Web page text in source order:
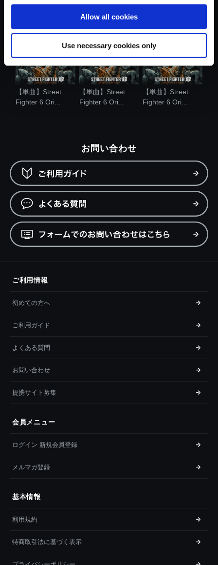
Allow all cookies
Use necessary cookies only
Fighter 6 Ori...
Fighter 6 Ori...
Fighter 6 Ori...
【単曲】Street
Fighter 6 Ori...
【単曲】Street
Fighter 6 Ori...
【単曲】Street
Fighter 6 Ori...
お問い合わせ
ご利用情報
初めての方へ
ご利用ガイド
よくある質問
お問い合わせ
提携サイト募集
会員メニュー
ログイン 新規会員登録
メルマガ登録
基本情報
利用規約
特商取引法に基づく表示